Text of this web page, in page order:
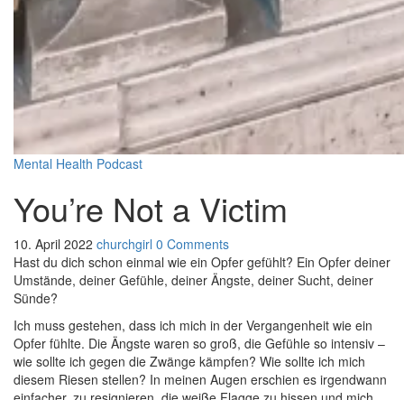
Mental Health Podcast
You’re Not a Victim
10. April 2022 churchgirl 0 Comments
Hast du dich schon einmal wie ein Opfer gefühlt? Ein Opfer deiner
Umstände, deiner Gefühle, deiner Ängste, deiner Sucht, deiner
Sünde?
Ich muss gestehen, dass ich mich in der Vergangenheit wie ein
Opfer fühlte. Die Ängste waren so groß, die Gefühle so intensiv –
wie sollte ich gegen die Zwänge kämpfen? Wie sollte ich mich
diesem Riesen stellen? In meinen Augen erschien es irgendwann